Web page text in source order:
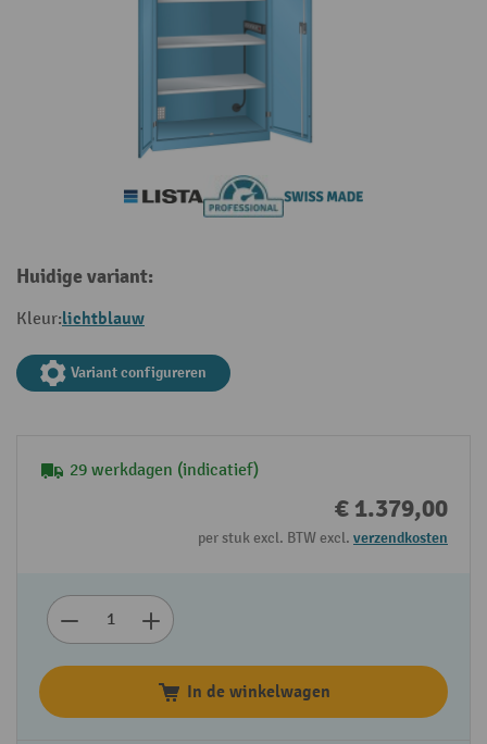
Huidige variant:
Kleur:lichtblauw
Variant configureren
29 werkdagen (indicatief)
€ 1.379,00
per stuk excl. BTW excl. verzendkosten
In de winkelwagen